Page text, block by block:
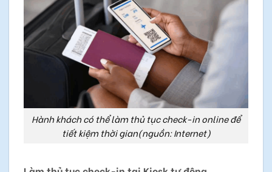
Hành khách có thể làm thủ tục check-in online để
tiết kiệm thời gian(nguồn: Internet)